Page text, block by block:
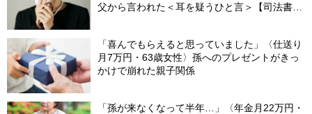
父から言われた＜耳を疑うひと言＞【司法書士
「喜んでもらえると思っていました」〈仕送り
月7万円・63歳女性〉孫へのプレゼントがきっ
かけで崩れた親子関係
「孫が来なくなって半年…」〈年金月22万円・